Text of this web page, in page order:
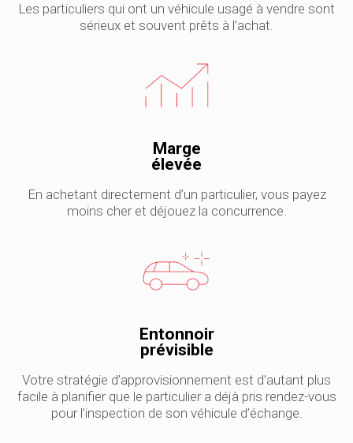
Les particuliers qui ont un véhicule usagé à vendre sont
sérieux et souvent prêts à l’achat.
Marge
élevée
En achetant directement d’un particulier, vous payez
moins cher et déjouez la concurrence.
Entonnoir
prévisible
Votre stratégie d’approvisionnement est d’autant plus
facile à planifier que le particulier a déjà pris rendez-vous
pour l’inspection de son véhicule d’échange.